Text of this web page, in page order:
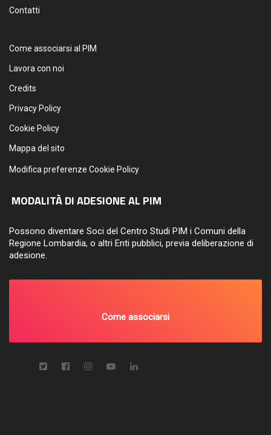
Contatti
Come associarsi al PIM
Lavora con noi
Credits
Privacy Policy
Cookie Policy
Mappa del sito
Modifica preferenze Cookie Policy
MODALITÀ DI ADESIONE AL PIM
Possono diventare Soci del Centro Studi PIM i Comuni della
Regione Lombardia, o altri Enti pubblici, previa deliberazione di
adesione.
Come associarsi